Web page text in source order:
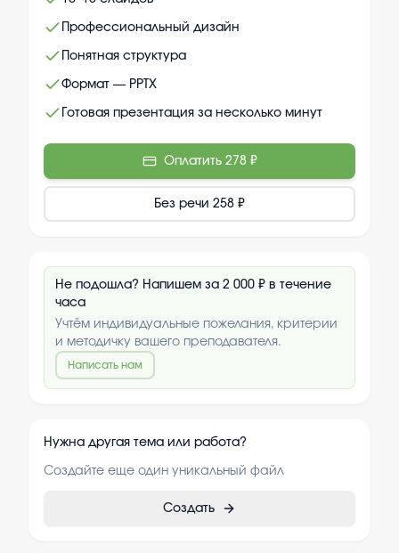
Профессиональный дизайн
Понятная структура
Формат — PPTX
Готовая презентация за несколько минут
Оплатить 278 ₽
Без речи 258 ₽
Не подошла? Напишем за 2 000 ₽ в течение
часа
Учтём индивидуальные пожелания, критерии
и методичку вашего преподавателя.
Написать нам
Нужна другая тема или работа?
Создайте еще один уникальный файл
Создать